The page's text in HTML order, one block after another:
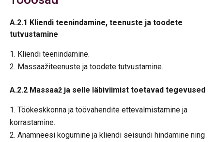
A.2.1 Kliendi teenindamine, teenuste ja toodete
tutvustamine
Kliendi teenindamine.
Massaažiteenuste ja toodete tutvustamine.
A.2.2 Massaaž ja selle läbiviimist toetavad tegevused
Töökeskkonna ja töövahendite ettevalmistamine ja
korrastamine.
Anamneesi kogumine ja kliendi seisundi hindamine ning